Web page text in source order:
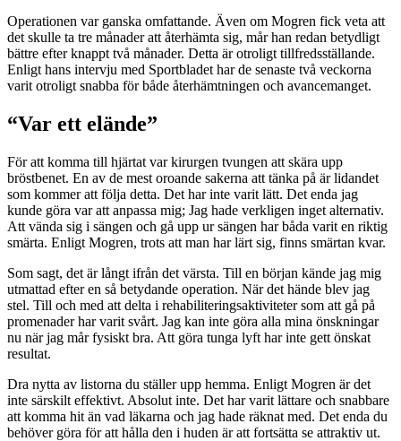
Operationen var ganska omfattande. Även om Mogren fick veta att
det skulle ta tre månader att återhämta sig, mår han redan betydligt
bättre efter knappt två månader. Detta är otroligt tillfredsställande.
Enligt hans intervju med Sportbladet har de senaste två veckorna
varit otroligt snabba för både återhämtningen och avancemanget.
“Var ett elände”
För att komma till hjärtat var kirurgen tvungen att skära upp
bröstbenet. En av de mest oroande sakerna att tänka på är lidandet
som kommer att följa detta. Det har inte varit lätt. Det enda jag
kunde göra var att anpassa mig; Jag hade verkligen inget alternativ.
Att vända sig i sängen och gå upp ur sängen har båda varit en riktig
smärta. Enligt Mogren, trots att man har lärt sig, finns smärtan kvar.
Som sagt, det är långt ifrån det värsta. Till en början kände jag mig
utmattad efter en så betydande operation. När det hände blev jag
stel. Till och med att delta i rehabiliteringsaktiviteter som att gå på
promenader har varit svårt. Jag kan inte göra alla mina önskningar
nu när jag mår fysiskt bra. Att göra tunga lyft har inte gett önskat
resultat.
Dra nytta av listorna du ställer upp hemma. Enligt Mogren är det
inte särskilt effektivt. Absolut inte. Det har varit lättare och snabbare
att komma hit än vad läkarna och jag hade räknat med. Det enda du
behöver göra för att hålla den i huden är att fortsätta se attraktiv ut.